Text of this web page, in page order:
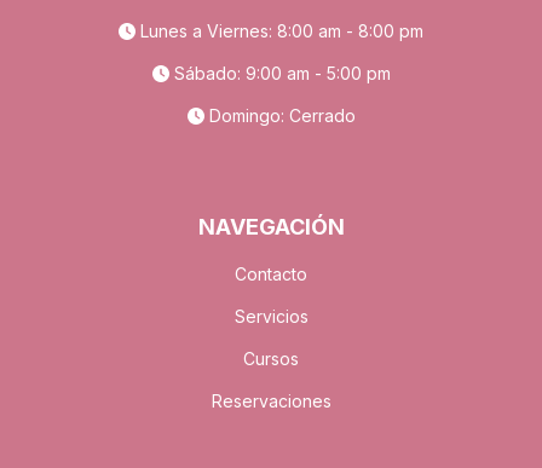
Lunes a Viernes: 8:00 am - 8:00 pm
Sábado: 9:00 am - 5:00 pm
Domingo: Cerrado
NAVEGACIÓN
Contacto
Servicios
Cursos
Reservaciones